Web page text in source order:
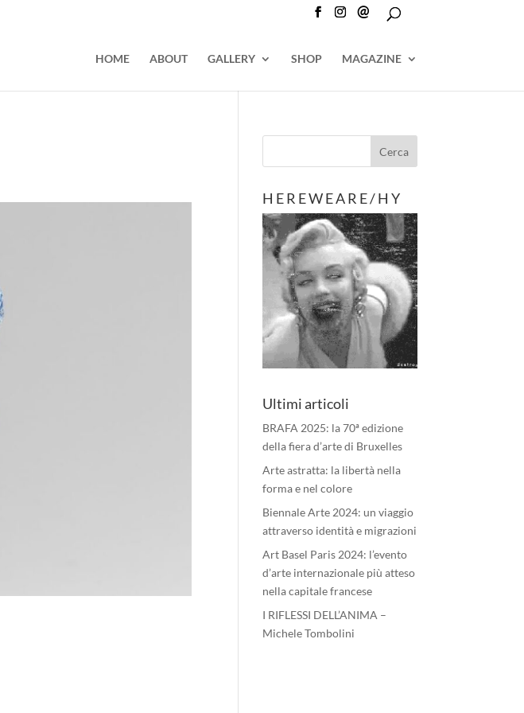
@
HOME ABOUT GALLERY SHOP MAGAZINE
H E R E W E A R E / H Y
Ultimi articoli
BRAFA 2025: la 70ª edizione
della fiera d’arte di Bruxelles
Arte astratta: la libertà nella
forma e nel colore
Biennale Arte 2024: un viaggio
attraverso identità e migrazioni
Art Basel Paris 2024: l’evento
d’arte internazionale più atteso
nella capitale francese
I RIFLESSI DELL’ANIMA –
Michele Tombolini